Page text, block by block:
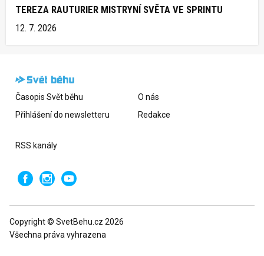
TEREZA RAUTURIER MISTRYNÍ SVĚTA VE SPRINTU
12. 7. 2026
Časopis Svět běhu
Přihlášení do newsletteru
O nás
Redakce
RSS kanály
Copyright © SvetBehu.cz 2026
Všechna práva vyhrazena